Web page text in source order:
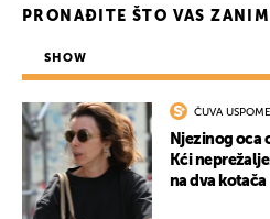
PRONAĐITE ŠTO VAS
SHOW
ČUVA
Njezinog oca
Kći
na dva kotača